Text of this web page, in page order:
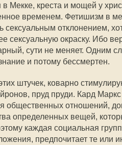
в Мекке, креста и мощей у
временем. Фетишизм в
сексуальным отклонением,
сексуальную окраску. Ибо
сути не меняет. Одним
и потому бессмертен.
штучек, коварно
пруд пруди. Кард
общественных отношений,
определенных вещей,
каждая социальная
предпочитает те или